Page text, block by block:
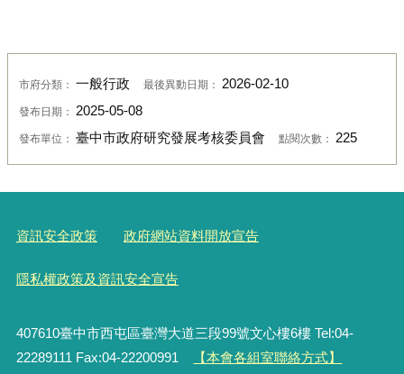
市府分類： 一般行政 最後異動日期： 2026-02-10
發布日期： 2025-05-08
發布單位： 臺中市政府研究發展考核委員會 點閱次數： 225
資訊安全政策 政府網站資料開放宣告
隱私權政策及資訊安全宣告
407610臺中市西屯區臺灣大道三段99號文心樓6樓 Tel:04-
22289111 Fax:04-22200991
【本會各組室聯絡方式】